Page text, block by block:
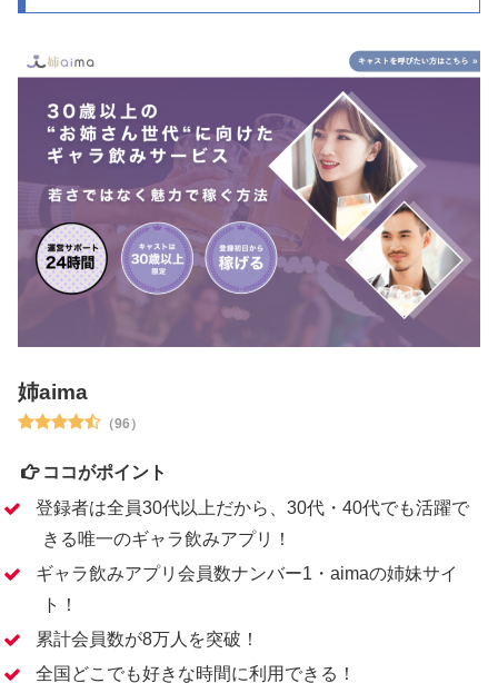
姉aima
（96）
ココがポイント
登録者は全員30代以上だから、30代・40代でも活躍で
きる唯一のギャラ飲みアプリ！
ギャラ飲みアプリ会員数ナンバー1・aimaの姉妹サイ
ト！
累計会員数が8万人を突破！
全国どこでも好きな時間に利用できる！